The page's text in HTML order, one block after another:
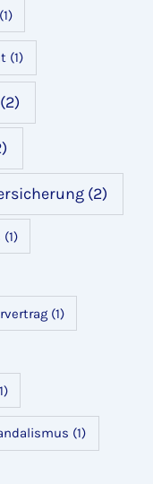
(1)
(1)
(2)
(2)
(1)
(1)
(1)